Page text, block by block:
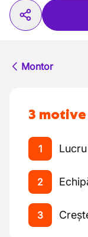
Montor
3
1
2
3